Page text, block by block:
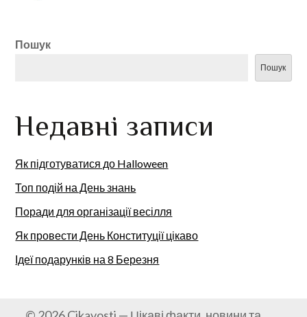
Пошук
Пошук
Недавні записи
Як підготуватися до Halloween
Топ подій на День знань
Поради для організації весілля
Як провести День Конституції цікаво
Ідеї подарунків на 8 Березня